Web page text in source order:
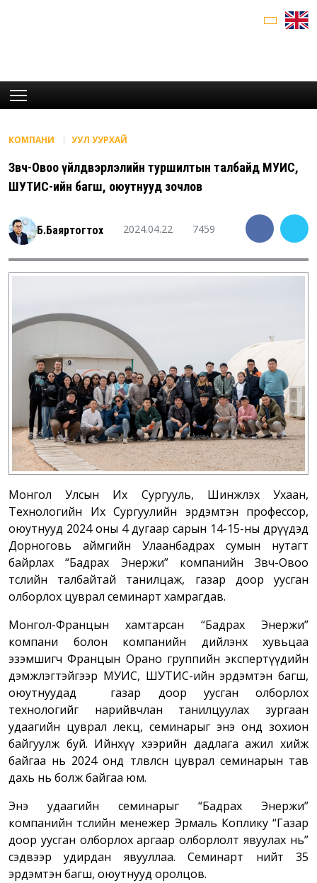
КОМПАНИ УУЛ УУРХАЙ
Зөөвч-Овоо үйлдвэрлэлийн туршилтын талбайд МУИС,
ШУТИС-ийн багш, оюутнууд зочлов
Б.Баяртогтох 2024.04.22 7459
Монгол Улсын Их Сургууль, Шинжлэх Ухаан,
Технологийн Их Сургуулийн эрдэмтэн профессор,
оюутнууд 2024 оны 4 дугаар сарын 14-15-ны өдрүүдэд
Дорноговь аймгийн Улаанбадрах сумын нутагт
байрлах “Бадрах Энержи” компанийн Зөөвч-Овоо
төслийн талбайтай танилцаж, газар доор уусган
олборлох цуврал семинарт хамрагдав.
Монгол-Францын хамтарсан “Бадрах Энержи”
компани болон компанийн дийлэнх хувьцаа
эзэмшигч Францын Орано группийн экспертүүдийн
дэмжлэгтэйгээр МУИС, ШУТИС-ийн эрдэмтэн багш,
оюутнуудад газар доор уусган олборлох
технологийг нарийвчлан танилцуулах зургаан
удаагийн цуврал лекц, семинарыг энэ онд зохион
байгуулж буй. Ийнхүү хээрийн дадлага ажил хийж
байгаа нь 2024 онд төлөвлөсөн цуврал семинарын тав
дахь нь болж байгаа юм.
Энэ удаагийн семинарыг “Бадрах Энержи”
компанийн төслийн менежер Эрмаль Коплику “Газар
доор уусган олборлох аргаар олборлолт явуулах нь”
сэдвээр удирдан явууллаа. Семинарт нийт 35
эрдэмтэн багш, оюутнууд оролцов.